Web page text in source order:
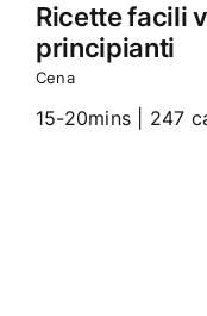
Ricette facili
principianti
Cena
15-20mins | 247